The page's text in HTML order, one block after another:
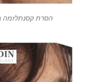
הסרת קסנתלזמה